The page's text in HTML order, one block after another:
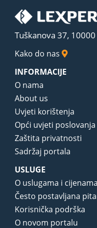
Tuškanova 37,
Kako do nas
INFORMACIJE
O nama
About us
Uvjeti korištenja
Opći uvjeti poslovanja
Zaštita privatnosti
Sadržaj portala
USLUGE
O uslugama i cijenama
Često postavljana
Korisnička podrška
O novom portalu